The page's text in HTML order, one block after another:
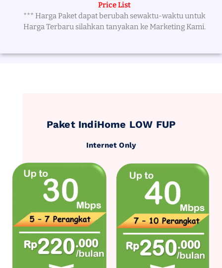
Price List
*** Harga Paket dapat berubah sewaktu-waktu untuk
Harga Terbaru silahkan tanyakan ke Marketing Kami.
Paket IndiHome LOW FUP
Internet Only